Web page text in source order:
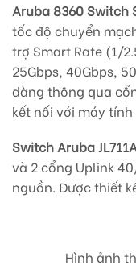
Aruba 8360 Switch
tốc độ chuyển
trợ Smart Rate (1/
25Gbps, 40Gbps,
dàng thông qua
kết nối với máy tính
Switch Aruba
và 2 cổng Uplink
nguồn. Được thiết
Hình ảnh